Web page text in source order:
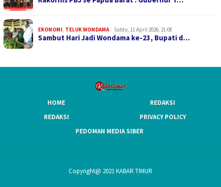
EKONOMI, TELUK WONDAMA Sabtu, 11 April 2026, 21:08
Sambut Hari Jadi Wondama ke-23, Bupati d…
HOME
REDAKSI
REDAKSI
PRIVACY POLICY
PEDOMAN MEDIA SIBER
Copyright@ 2021 KABAR TIMUR